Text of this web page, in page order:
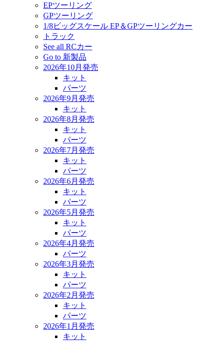
EPツーリング
GPツーリング
1/8ビッグスケール EP＆GPツーリングカー
トラック
See all RCカー
Go to 新製品
2026年10月発売
キット
パーツ
2026年9月発売
キット
2026年8月発売
キット
パーツ
2026年7月発売
キット
パーツ
2026年6月発売
キット
パーツ
2026年5月発売
キット
パーツ
2026年4月発売
パーツ
2026年3月発売
キット
パーツ
2026年2月発売
キット
パーツ
2026年1月発売
キット